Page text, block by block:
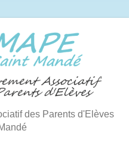
des Parents d'Elèves